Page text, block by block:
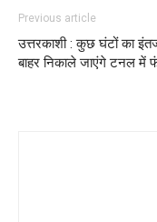
Previous article
उत्तरकाशी : कुछ घंटों का
बाहर निकाले जाएंगे टनल